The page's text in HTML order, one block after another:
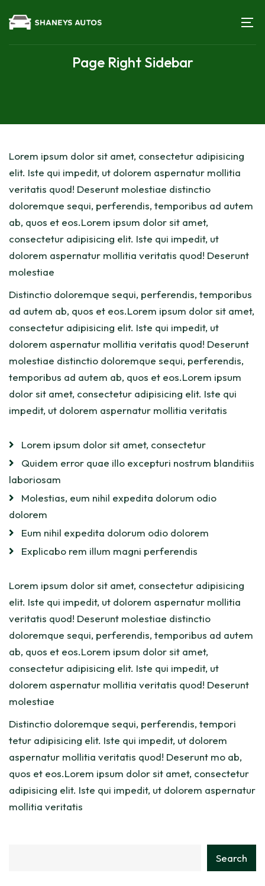
Page Right Sidebar
Lorem ipsum dolor sit amet, consectetur adipisicing
elit. Iste qui impedit, ut dolorem aspernatur mollitia
veritatis quod! Deserunt molestiae distinctio
doloremque sequi, perferendis, temporibus ad autem
ab, quos et eos.Lorem ipsum dolor sit amet,
consectetur adipisicing elit. Iste qui impedit, ut
dolorem aspernatur mollitia veritatis quod! Deserunt
molestiae
Distinctio doloremque sequi, perferendis, temporibus
ad autem ab, quos et eos.Lorem ipsum dolor sit amet,
consectetur adipisicing elit. Iste qui impedit, ut
dolorem aspernatur mollitia veritatis quod! Deserunt
molestiae distinctio doloremque sequi, perferendis,
temporibus ad autem ab, quos et eos.Lorem ipsum
dolor sit amet, consectetur adipisicing elit. Iste qui
impedit, ut dolorem aspernatur mollitia veritatis
Lorem ipsum dolor sit amet, consectetur
Quidem error quae illo excepturi nostrum blanditiis
laboriosam
Molestias, eum nihil expedita dolorum odio
dolorem
Eum nihil expedita dolorum odio dolorem
Explicabo rem illum magni perferendis
Lorem ipsum dolor sit amet, consectetur adipisicing
elit. Iste qui impedit, ut dolorem aspernatur mollitia
veritatis quod! Deserunt molestiae distinctio
doloremque sequi, perferendis, temporibus ad autem
ab, quos et eos.Lorem ipsum dolor sit amet,
consectetur adipisicing elit. Iste qui impedit, ut
dolorem aspernatur mollitia veritatis quod! Deserunt
molestiae
Distinctio doloremque sequi, perferendis, tempori
tetur adipisicing elit. Iste qui impedit, ut dolorem
aspernatur mollitia veritatis quod! Deserunt mo ab,
quos et eos.Lorem ipsum dolor sit amet, consectetur
adipisicing elit. Iste qui impedit, ut dolorem aspernatur
mollitia veritatis
Search